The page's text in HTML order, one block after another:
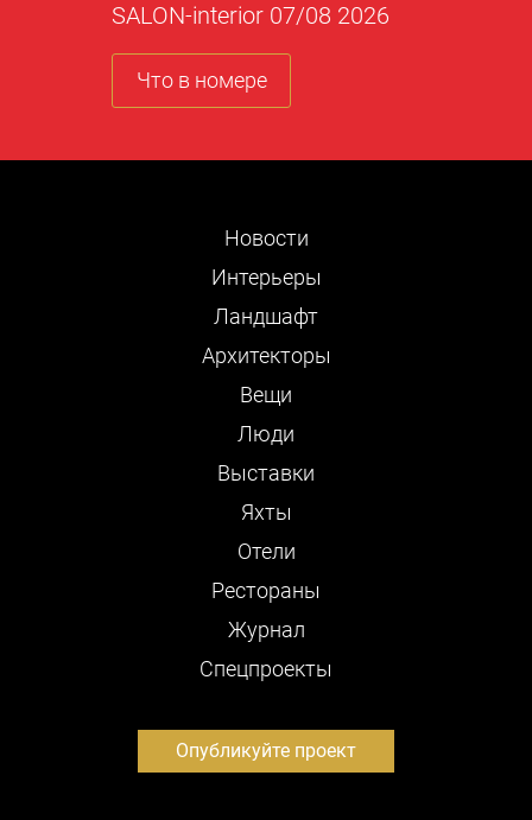
SALON-interior 07/08 2026
Что в номере
Новости
Интерьеры
Ландшафт
Архитекторы
Вещи
Люди
Выставки
Яхты
Отели
Рестораны
Журнал
Cпецпроекты
Опубликуйте проект